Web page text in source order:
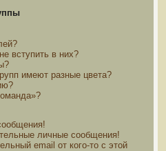
вступить в них?
имеют разные цвета?
личные сообщения!
email от кого-то с этой